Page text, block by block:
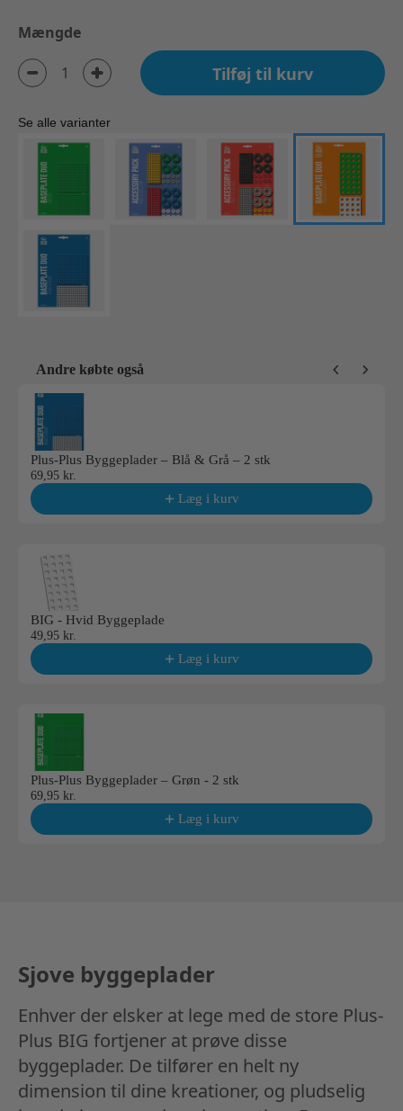
Mængde
Tilføj til kurv
Se alle varianter
Andre købte også
Use the Previous and Next buttons to navigate through product
Plus-Plus Byggeplader – Blå & Grå – 2 stk
69,95 kr.
Læg i kurv
BIG - Hvid Byggeplade
49,95 kr.
Læg i kurv
Plus-Plus Byggeplader – Grøn - 2 stk
69,95 kr.
Læg i kurv
Sjove byggeplader
Enhver der elsker at lege med de store Plus-
Plus BIG fortjener at prøve disse
byggeplader. De tilfører en helt ny
dimension til dine kreationer, og pludselig